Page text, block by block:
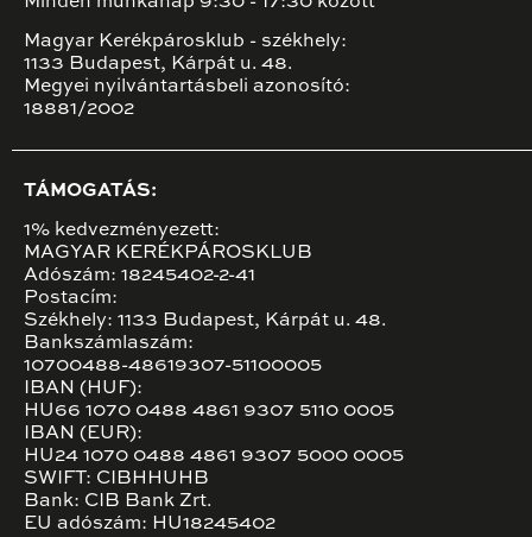
Magyar Kerékpárosklub - székhely:
1133 Budapest, Kárpát u. 48.
Megyei nyilvántartásbeli azonosító:
18881/2002
TÁMOGATÁS:
1% kedvezményezett:
MAGYAR KERÉKPÁROSKLUB
Adószám: 18245402-2-41
Postacím:
Székhely: 1133 Budapest, Kárpát u. 48.
Bankszámlaszám:
10700488-48619307-51100005
IBAN (HUF):
HU66 1070 0488 4861 9307 5110 0005
IBAN (EUR):
HU24 1070 0488 4861 9307 5000 0005
SWIFT: CIBHHUHB
Bank: CIB Bank Zrt.
EU adószám: HU18245402